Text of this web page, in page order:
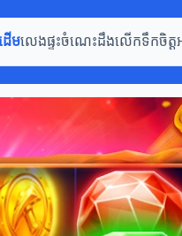
ើមលេងផ្ទះចំណេះដឹងលើកទឹកចិត្ត